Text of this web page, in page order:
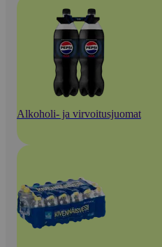
Alkoholi- ja virvoitusjuomat